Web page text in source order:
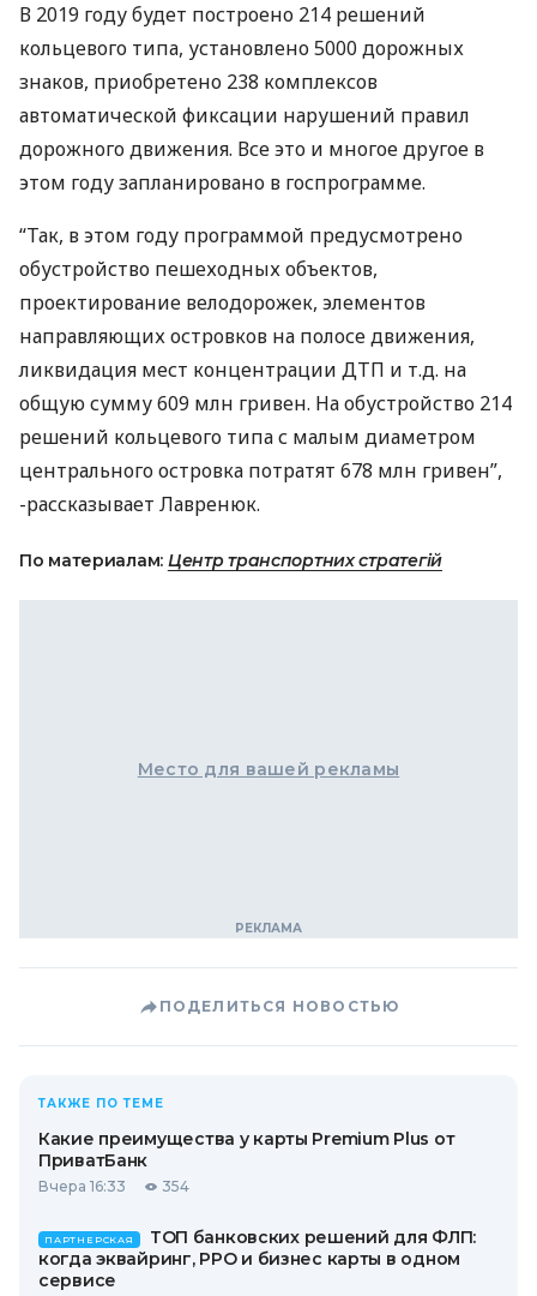
В 2019 году будет построено 214 решений
кольцевого типа, установлено 5000 дорожных
знаков, приобретено 238 комплексов
автоматической фиксации нарушений правил
дорожного движения. Все это и многое другое в
этом году запланировано в госпрограмме.
“Так, в этом году программой предусмотрено
обустройство пешеходных объектов,
проектирование велодорожек, элементов
направляющих островков на полосе движения,
ликвидация мест концентрации ДТП и т.д. на
общую сумму 609 млн гривен. На обустройство 214
решений кольцевого типа с малым диаметром
центрального островка потратят 678 млн гривен”,
-рассказывает Лавренюк.
По материалам: Центр транспортних стратегій
Место для вашей рекламы
ПОДЕЛИТЬСЯ НОВОСТЬЮ
ТАКЖЕ ПО ТЕМЕ
Какие преимущества у карты Premium Plus от
ПриватБанк
Вчера 16:33 354
ПАРТНЕРСКАЯ
ТОП банковских решений для ФЛП:
когда эквайринг, РРО и бизнес карты в одном
сервисе